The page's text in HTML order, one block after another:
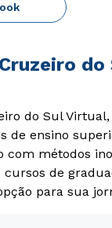
do
do Sul
de ensino
com métodos
cursos de
para sua